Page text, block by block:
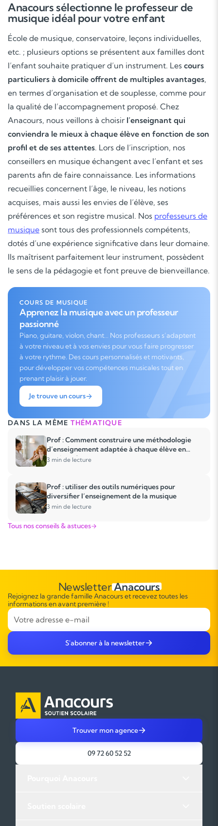
Anacours sélectionne le professeur de
musique idéal pour votre enfant
École de musique, conservatoire, leçons individuelles,
etc. ; plusieurs options se présentent aux familles dont
l’enfant souhaite pratiquer d’un instrument. Les cours
particuliers à domicile offrent de multiples avantages,
en termes d’organisation et de souplesse, comme pour
la qualité de l’accompagnement proposé. Chez
Anacours, nous veillons à choisir l’enseignant qui
conviendra le mieux à chaque élève en fonction de son
profil et de ses attentes. Lors de l’inscription, nos
conseillers en musique échangent avec l’enfant et ses
parents afin de faire connaissance. Les informations
recueillies concernent l’âge, le niveau, les notions
acquises, mais aussi les envies de l’élève, ses
préférences et son registre musical. Nos professeurs de
musique sont tous des professionnels compétents,
dotés d’une expérience significative dans leur domaine.
Ils maîtrisent parfaitement leur instrument, possèdent
le sens de la pédagogie et font preuve de bienveillance.
COURS DE MUSIQUE
Apprenez la musique avec un professeur
passionné
Piano, guitare, violon, chant… Nos professeurs s’adaptent
à votre niveau et à vos envies pour vous faire progresser
à votre rythme. Des cours personnalisés et motivants,
pour développer vos compétences musicales tout en
prenant plaisir à jouer.
Je trouve un cours
DANS LA MÊMETHÉMATIQUE
Prof : Comment construire une méthodologie
d’enseignement adaptée à chaque élève en
musique ?
3 min de lecture
Prof : utiliser des outils numériques pour
diversifier l’enseignement de la musique
3 min de lecture
Tous nos conseils & astuces
NewsletterAnacours
Rejoignez la grande famille Anacours et recevez toutes les
informations en avant première !
S'abonner à la newsletter
Cours de musique
Les deux
Trouver mon agence
09 72 60 52 52